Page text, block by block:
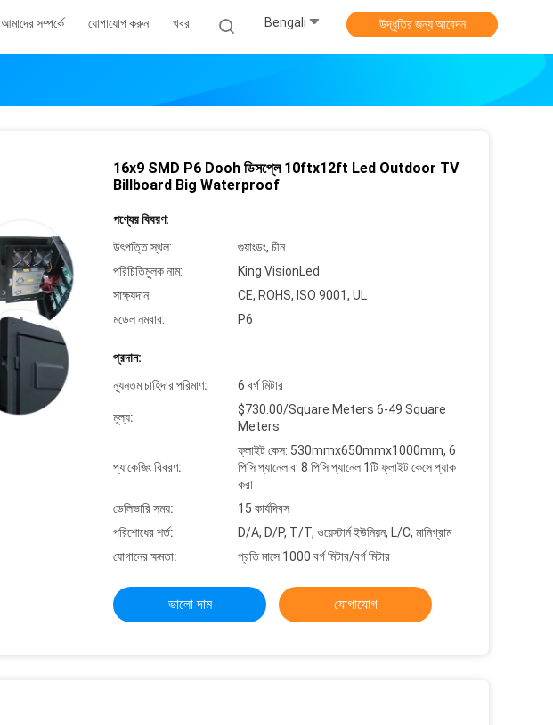
আমাদের সম্পর্কে যোগাযোগ করুন খবর Bengali উদ্ধৃতির জন্য আবেদন
16x9 SMD P6 Dooh ডিসপ্লে 10ftx12ft Led Outdoor TV
Billboard Big Waterproof
পণ্যের বিবরণ:
উৎপত্তি স্থল:
গুয়াংডং, চীন
পরিচিতিমুলক নাম:
King VisionLed
সাক্ষ্যদান:
CE, ROHS, ISO 9001, UL
মডেল নম্বার:
P6
প্রদান:
ন্যূনতম চাহিদার পরিমাণ:
6 বর্গ মিটার
মূল্য:
$730.00/Square Meters 6-49 Square
Meters
প্যাকেজিং বিবরণ:
ফ্লাইট কেস: 530mmx650mmx1000mm, 6
পিসি প্যানেল বা 8 পিসি প্যানেল 1টি ফ্লাইট কেসে প্যাক
করা
ডেলিভারি সময়:
15 কার্যদিবস
পরিশোধের শর্ত:
D/A, D/P, T/T, ওয়েস্টার্ন ইউনিয়ন, L/C, মানিগ্রাম
যোগানের ক্ষমতা:
প্রতি মাসে 1000 বর্গ মিটার/বর্গ মিটার
ভালো দাম যোগাযোগ